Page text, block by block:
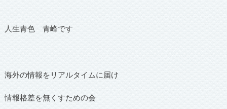
人生青色 青峰です
海外の情報をリアルタイムに届け
情報格差を無くすための会